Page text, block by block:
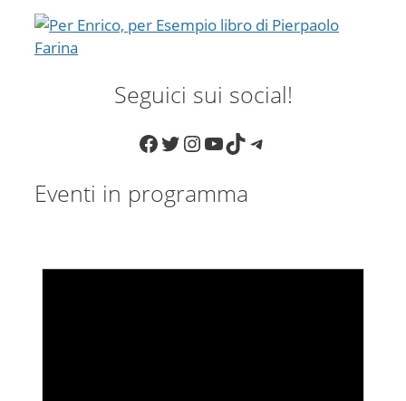
Seguici sui social!
Facebook
Twitter
Instagram
YouTube
TikTokTelegram
Eventi in programma